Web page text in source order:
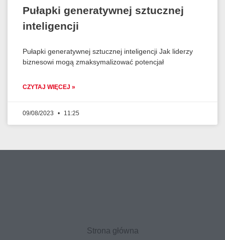
Pułapki generatywnej sztucznej
inteligencji
Pułapki generatywnej sztucznej inteligencji Jak liderzy
biznesowi mogą zmaksymalizować potencjał
CZYTAJ WIĘCEJ »
09/08/2023 11:25
Strona główna